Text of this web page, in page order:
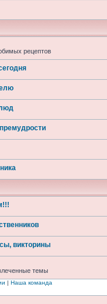
рецептов
викторины
темы
| Наша команда